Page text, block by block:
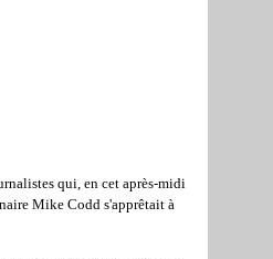
qui, en cet après-midi
Mike Codd s'apprêtait à